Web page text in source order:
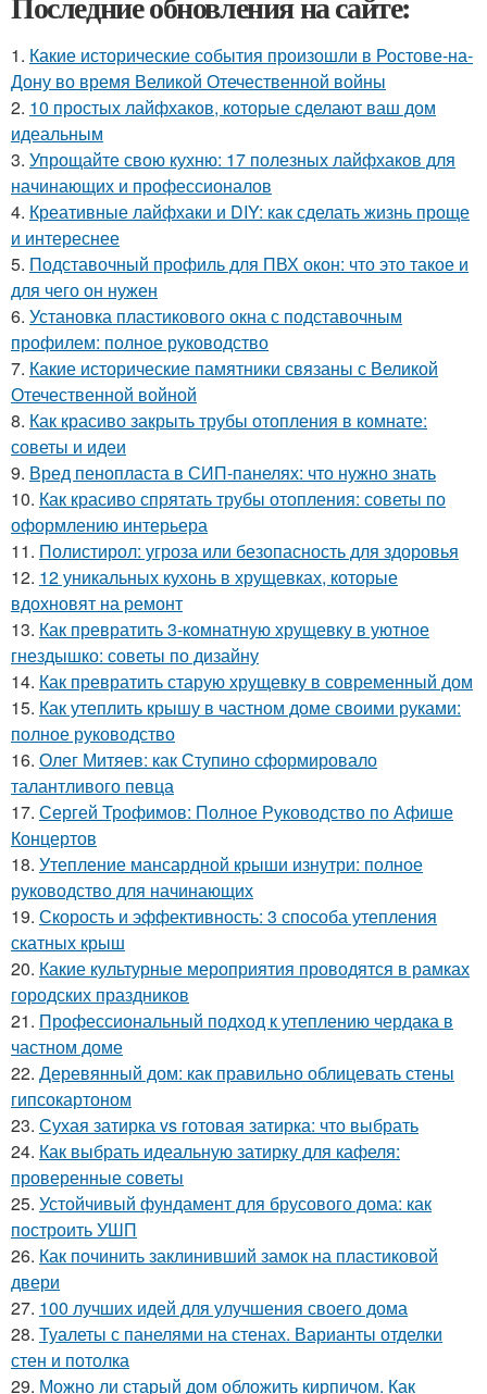
1. Какие исторические события произошли в Ростове-на-
Дону во время Великой Отечественной войны
2. 10 простых лайфхаков, которые сделают ваш дом
идеальным
3. Упрощайте свою кухню: 17 полезных лайфхаков для
начинающих и профессионалов
4. Креативные лайфхаки и DIY: как сделать жизнь проще
и интереснее
5. Подставочный профиль для ПВХ окон: что это такое и
для чего он нужен
6. Установка пластикового окна с подставочным
профилем: полное руководство
7. Какие исторические памятники связаны с Великой
Отечественной войной
8. Как красиво закрыть трубы отопления в комнате:
советы и идеи
9. Вред пенопласта в СИП-панелях: что нужно знать
10. Как красиво спрятать трубы отопления: советы по
оформлению интерьера
11. Полистирол: угроза или безопасность для здоровья
12. 12 уникальных кухонь в хрущевках, которые
вдохновят на ремонт
13. Как превратить 3-комнатную хрущевку в уютное
гнездышко: советы по дизайну
14. Как превратить старую хрущевку в современный дом
15. Как утеплить крышу в частном доме своими руками:
полное руководство
16. Олег Митяев: как Ступино сформировало
талантливого певца
17. Сергей Трофимов: Полное Руководство по Афише
Концертов
18. Утепление мансардной крыши изнутри: полное
руководство для начинающих
19. Скорость и эффективность: 3 способа утепления
скатных крыш
20. Какие культурные мероприятия проводятся в рамках
городских праздников
21. Профессиональный подход к утеплению чердака в
частном доме
22. Деревянный дом: как правильно облицевать стены
гипсокартоном
23. Сухая затирка vs готовая затирка: что выбрать
24. Как выбрать идеальную затирку для кафеля:
проверенные советы
25. Устойчивый фундамент для брусового дома: как
построить УШП
26. Как починить заклинивший замок на пластиковой
двери
27. 100 лучших идей для улучшения своего дома
28. Туалеты с панелями на стенах. Варианты отделки
стен и потолка
29. Можно ли старый дом обложить кирпичом. Как